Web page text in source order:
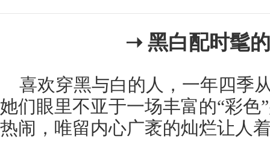
➝ 黑白配时髦
喜欢穿黑与白的人，一年四季
她们眼里不亚于一场丰富的“彩色
热闹，唯留内心广袤的灿烂让人